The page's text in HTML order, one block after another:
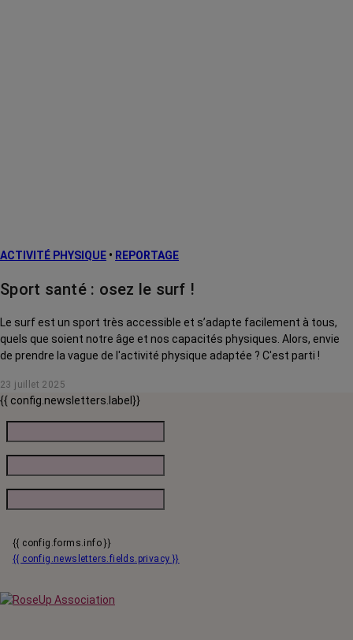
ACTIVITÉ PHYSIQUE • REPORTAGE
Sport santé : osez le surf !
Le surf est un sport très accessible et s’adapte facilement à tous,
quels que soient notre âge et nos capacités physiques. Alors, envie
de prendre la vague de l'activité physique adaptée ? C'est parti !
23 juillet 2025
{{ config.newsletters.label}}
{{ config.forms.info }}
{{ config.newsletters.fields.privacy }}